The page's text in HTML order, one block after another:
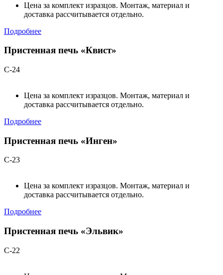
Цена за комплект изразцов. Монтаж, материал и
доставка рассчитывается отдельно.
Подробнее
Пристенная печь «Квист»
С-24
Цена за комплект изразцов. Монтаж, материал и
доставка рассчитывается отдельно.
Подробнее
Пристенная печь «Инген»
С-23
Цена за комплект изразцов. Монтаж, материал и
доставка рассчитывается отдельно.
Подробнее
Пристенная печь «Эльвик»
С-22